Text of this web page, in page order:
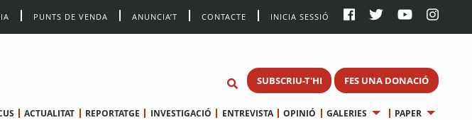
PUNTS DE VENDA ANUNCIA’T CONTACTE INICIA SESSIÓ
SUBSCRIU-T'HI FES UNA DONACIÓ
ACTUALITAT REPORTATGE INVESTIGACIÓ ENTREVISTA OPINIÓ GALERIES PAPER